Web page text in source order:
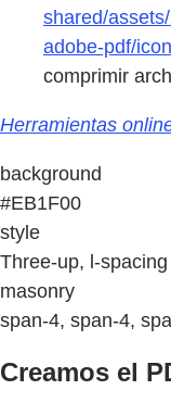
shared/
adobe-pdf/
comprimir
Herramientas
background
#EB1F00
style
Three-up, l-spacing
masonry
span-4, span-4,
Creamos el